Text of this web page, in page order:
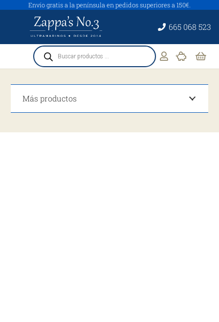
Envío gratis a la península en pedidos superiores a 150€.
665 068 523
Búsqueda
de
productos
Más productos